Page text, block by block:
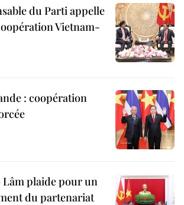
du Parti appelle
Vietnam-
: coopération
plaide pour un
du partenariat